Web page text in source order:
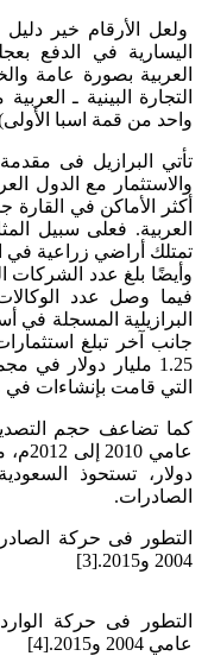
ولعل الأرقام خير
اليسارية في الدفع
العربية بصورة عامة
واحد من قمة اسبا الأولى) إلى 34.7 مليار
تأتي البرازيل فى مقدمة
والاستثمار مع الدول
أكثر الأماكن في
العربية. فعلى سبيل
جانب آخر تبلغ
1.25 مليار دولار
التي قامت بإنشاءات
كما تضاعف حجم
الصادرات.
التطور فى حركة
2004 و2015.[3]
التطور فى حركة
عامي 2004 و2015.[4]